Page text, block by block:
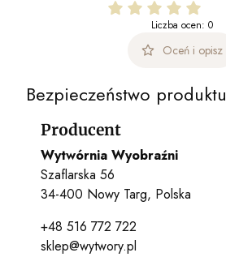
Liczba ocen: 0
Oceń i opisz
Bezpieczeństwo produktu
Producent
Wytwórnia Wyobraźni
Szaflarska 56
34-400 Nowy Targ, Polska
+48 516 772 722
sklep@wytwory.pl